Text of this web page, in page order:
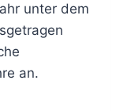
unter dem
an.